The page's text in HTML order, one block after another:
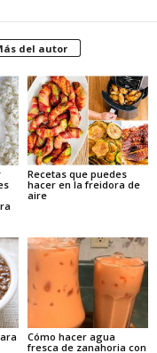
del autor
Recetas que puedes
hacer en la freidora de
aire
Cómo hacer agua
fresca de zanahoria con